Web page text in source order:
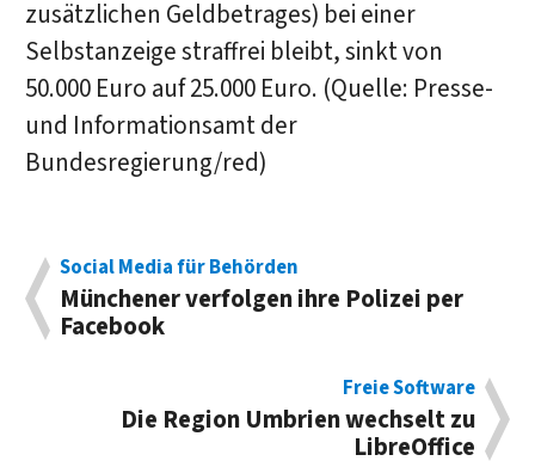
zusätzlichen Geldbetrages) bei einer
Selbstanzeige straffrei bleibt, sinkt von
50.000 Euro auf 25.000 Euro. (Quelle: Presse-
und Informationsamt der
Bundesregierung/red)
Social Media für Behörden
Münchener verfolgen ihre Polizei per
Facebook
Freie Software
Die Region Umbrien wechselt zu
LibreOffice